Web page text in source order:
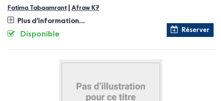
Fatima Tabaamrant Afraw K7
Plus d'information...
Réserver
Disponible